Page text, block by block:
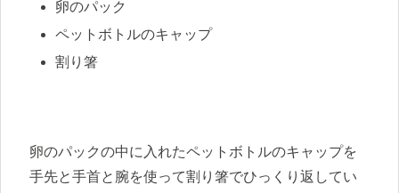
卵のパック
ペットボトルのキャップ
割り箸
卵のパックの中に入れたペットボトルのキャップを
手先と手首と腕を使って割り箸でひっくり返してい